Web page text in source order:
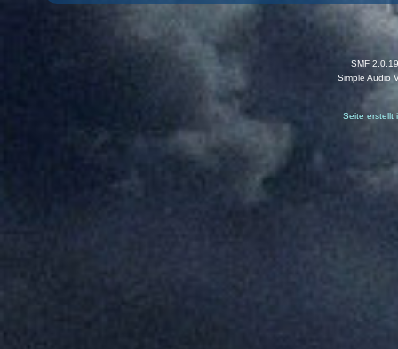
SMF 2.0.19
Simple Audio
Seite erstellt